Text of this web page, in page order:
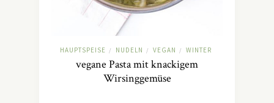
HAUPTSPEISE / NUDELN / VEGAN / WINTER
vegane Pasta mit knackigem
Wirsinggemüse